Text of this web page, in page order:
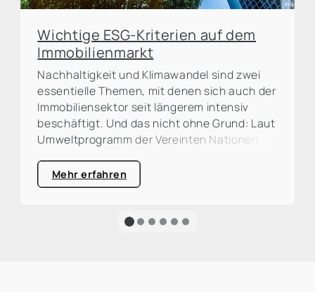
Wichtige ESG-Kriterien auf dem
Immobilienmarkt
Nachhaltigkeit und Klimawandel sind zwei
essentielle Themen, mit denen sich auch der
Immobiliensektor seit längerem intensiv
beschäftigt. Und das nicht ohne Grund: Laut
Umweltprogramm der Vereinten Nationen
für rund ein Drittel der weltweiten CO²-
Emissionen verantwortlich. Eine große
die Dringlichkeit für eine ökologische
Mehr erfahren